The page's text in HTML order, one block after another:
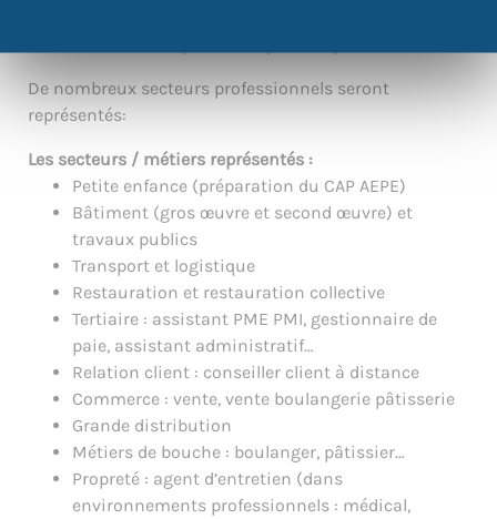
De nombreux secteurs professionnels seront
représentés:
Les secteurs / métiers représentés :
Petite enfance (préparation du CAP AEPE)
Bâtiment (gros œuvre et second œuvre) et
travaux publics
Transport et logistique
Restauration et restauration collective
Tertiaire : assistant PME PMI, gestionnaire de
paie, assistant administratif…
Relation client : conseiller client à distance
Commerce : vente, vente boulangerie pâtisserie
Grande distribution
Métiers de bouche : boulanger, pâtissier…
Propreté : agent d’entretien (dans
environnements professionnels : médical,